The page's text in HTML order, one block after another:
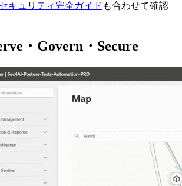
キュリティ完全ガイド も合わせて確認
・Govern・Secure